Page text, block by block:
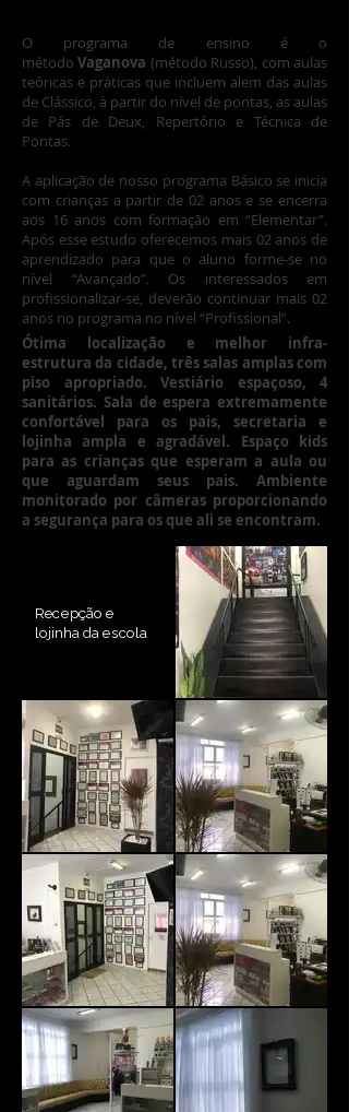
O programa de ensino é o
métodoVaganova (método Russo), com aulas
teóricas e práticas que incluem alem das aulas
de Clássico, à partir do nível de pontas, as aulas
de Pás de Deux, Repertório e Técnica de
Pontas.
A aplicação de nosso programa Básico se inicia
com crianças a partir de 02 anos e se encerra
aos 16 anos com formação em “Elementar”.
Após esse estudo oferecemos mais 02 anos de
aprendizado para que o aluno forme-se no
nível “Avançado”. Os interessados em
profissionalizar-se, deverão continuar mais 02
anos no programa no nível “Profissional”.
Ótima localização e melhor infra-
estrutura da cidade, três salas amplas com
piso apropriado. Vestiário espaçoso, 4
sanitários. Sala de espera extremamente
confortável para os pais, secretaria e
lojinha ampla e agradável. Espaço kids
para as crianças que esperam a aula ou
que aguardam seus pais. Ambiente
monitorado por câmeras proporcionando
a segurança para os que ali se encontram.
Recepção e
lojinha da escola